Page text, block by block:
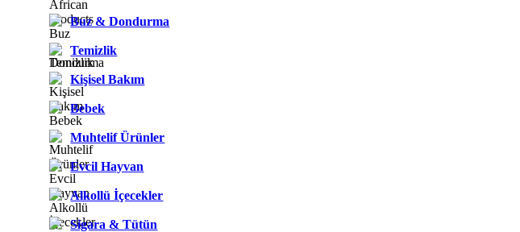
Buz & Dondurma
Temizlik
Kişisel Bakım
Bebek
Muhtelif Ürünler
Evcil Hayvan
Alkollü İçecekler
Sigara & Tütün